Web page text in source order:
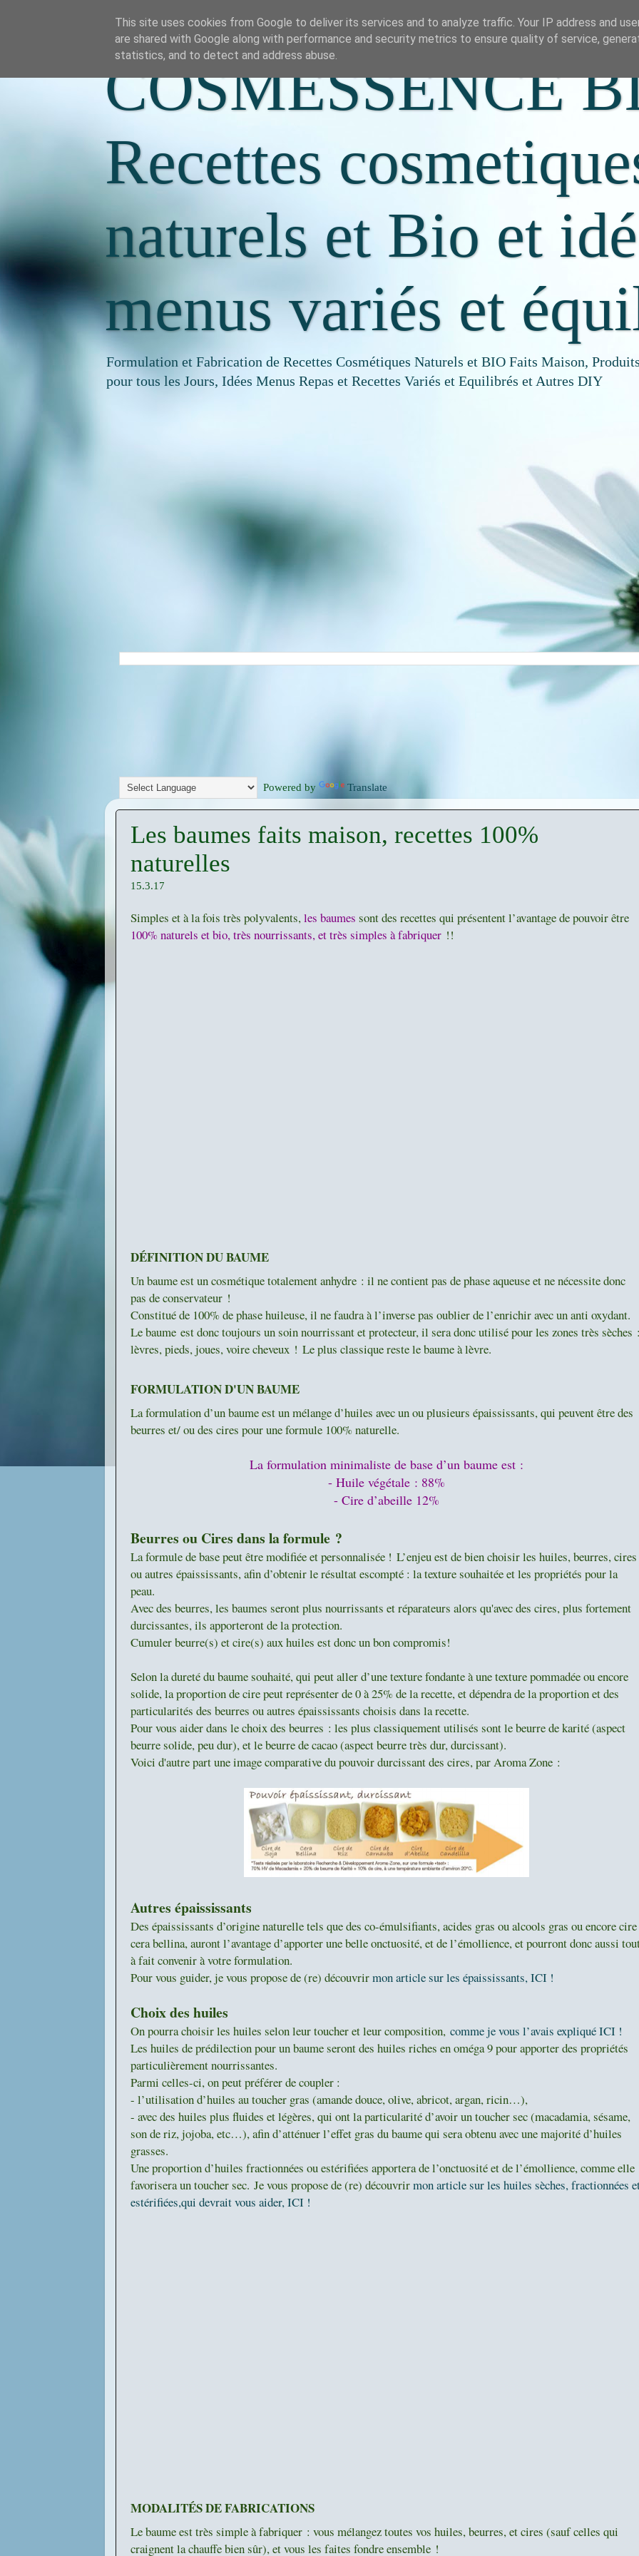
COSMESSENCE
Recettes
naturels et Bio et
menus variés et
Formulation et Fabrication de Recettes Cosmétiques Naturels et BIO Faits Maison,
pour tous les Jours, Idées Menus Repas et Recettes Variés et Equilibrés et Autres DIY
Powered by Translate
Les baumes faits maison, recettes 100%
naturelles
15.3.17
Simples et à la fois très polyvalents,les baumes sont des recettes qui présentent l’avantage de pouvoir être
100% naturels et bio, très nourrissants, et très simples à fabriquer !!
DÉFINITION DU BAUME
Un baume est un cosmétique totalement anhydre : il ne contient pas de phase aqueuse et ne nécessite donc
pas de conservateur !
Constitué de 100% de phase huileuse, il ne faudra à l’inverse pas oublier de l’enrichir avec un anti oxydant.
Le baume est donc toujours un soin nourrissant et protecteur, il sera donc utilisé pour les zones très sèches
lèvres, pieds, joues, voire cheveux ! Le plus classique reste le baume à lèvre.
FORMULATION D'UN BAUME
La formulation d’un baume est un mélange d’huiles avec un ou plusieurs épaississants, qui peuvent être des
beurres et/ ou des cires pour une formule 100% naturelle.
La formulation minimaliste de base d’un baume est :
- Huile végétale : 88%
- Cire d’abeille 12%
Beurres ou Cires dans la formule ?
La formule de base peut être modifiée et personnalisée ! L’enjeu est de bien choisir les huiles, beurres, cires
ou autres épaississants, afin d’obtenir le résultat escompté : la texture souhaitée et les propriétés pour la
peau.
Avec des beurres, les baumes seront plus nourrissants et réparateurs alors qu'avec des cires, plus fortement
durcissantes, ils apporteront de la protection.
Cumuler beurre(s) et cire(s) aux huiles est donc un bon compromis!
Selon la dureté du baume souhaité, qui peut aller d’une texture fondante à une texture pommadée ou encore
solide, la proportion de cire peut représenter de 0 à 25% de la recette, et dépendra de la proportion et des
particularités des beurres ou autres épaississants choisis dans la recette.
Pour vous aider dans le choix des beurres : les plus classiquement utilisés sont le beurre de karité (aspect
beurre solide, peu dur), et le beurre de cacao (aspect beurre très dur, durcissant).
Voici d'autre part une image comparative du pouvoir durcissant des cires, par Aroma Zone :
Autres épaississants
Des épaississants d’origine naturelle tels que des co-émulsifiants, acides gras ou alcools gras ou encore cire
cera bellina, auront l’avantage d’apporter une belle onctuosité, et de l’émollience, et pourront donc aussi
à fait convenir à votre formulation.
Pour vous guider, je vous propose de (re) découvrirmon article sur les épaississants, ICI !
Choix des huiles
On pourra choisir les huiles selon leur toucher et leur composition, comme je vous l’avais expliqué ICI !
Les huiles de prédilection pour un baume seront des huiles riches en oméga 9 pour apporter des propriétés
particulièrement nourrissantes.
Parmi celles-ci, on peut préférer de coupler :
- l’utilisation d’huiles au toucher gras (amande douce, olive, abricot, argan, ricin…),
- avec des huiles plus fluides et légères, qui ont la particularité d’avoir un toucher sec (macadamia, sésame,
son de riz, jojoba, etc…), afin d’atténuer l’effet gras du baume qui sera obtenu avec une majorité d’huiles
grasses.
Une proportion d’huiles fractionnées ou estérifiées apportera de l’onctuosité et de l’émollience, comme elle
favorisera un toucher sec. Je vous propose de (re) découvrirmon article sur les huiles sèches, fractionnées
estérifiées,qui devrait vous aider, ICI !
MODALITÉS DE FABRICATIONS
Le baume est très simple à fabriquer : vous mélangez toutes vos huiles, beurres, et cires (sauf celles qui
craignent la chauffe bien sûr), et vous les faites fondre ensemble !
This site uses cookies from Google to deliver its services and to analyze traffic. Your IP address and
are shared with Google along with performance and security metrics to ensure quality of service,
statistics, and to detect and address abuse.